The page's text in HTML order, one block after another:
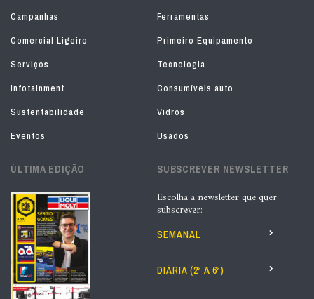
Campanhas
Ferramentas
Comercial Ligeiro
Primeiro Equipamento
Serviços
Tecnologia
Infotainment
Consumíveis auto
Sustentabilidade
Vidros
Eventos
Usados
ÚLTIMA EDIÇÃO SUBSCREVER NEWSLETTER
Escolha a newsletter que quer
subscrever:
SEMANAL
DIÁRIA (2ª A 6ª)